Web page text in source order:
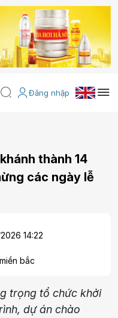
Đăng nhập
thành 14
các ngày lễ
14:22
bắc
trọng tổ chức khởi
dự án chào